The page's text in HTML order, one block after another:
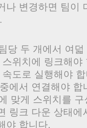
나 변경하면 팀이
당 두 개에서 여
위치에 링크해야
도로 실행해야
에서 연결해야 합
맞게 스위치를
링크 다운 상태
야 합니다.